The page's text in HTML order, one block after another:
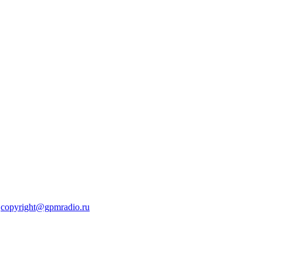
copyright@gpmradio.ru